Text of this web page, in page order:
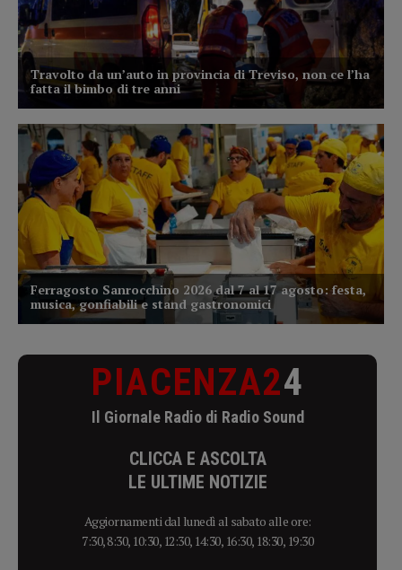
PIACENZA24
Il Giornale Radio di Radio Sound
CLICCA E ASCOLTA
LE ULTIME NOTIZIE
Aggiornamenti dal lunedì al sabato alle ore:
7:30, 8:30, 10:30, 12:30, 14:30, 16:30, 18:30, 19:30